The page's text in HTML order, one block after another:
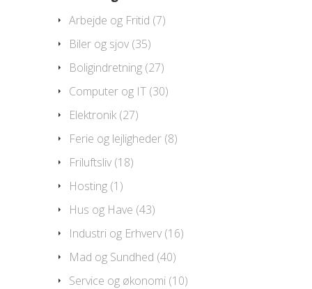
Arbejde og Fritid (7)
Biler og sjov (35)
Boligindretning (27)
Computer og IT (30)
Elektronik (27)
Ferie og lejligheder (8)
Friluftsliv (18)
Hosting (1)
Hus og Have (43)
Industri og Erhverv (16)
Mad og Sundhed (40)
Service og økonomi (10)